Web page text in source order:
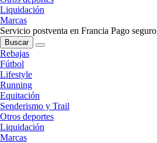
Liquidación
Marcas
Servicio postventa en Francia Pago seguro
Buscar
Rebajas
Fútbol
Lifestyle
Running
Equitación
Senderismo y Trail
Otros deportes
Liquidación
Marcas